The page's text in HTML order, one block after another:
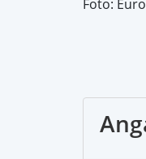
Foto: